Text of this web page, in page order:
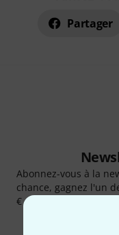
Partager
Abonnez-vous à la
chance, gagnez l'un
€ chacun!
Articles